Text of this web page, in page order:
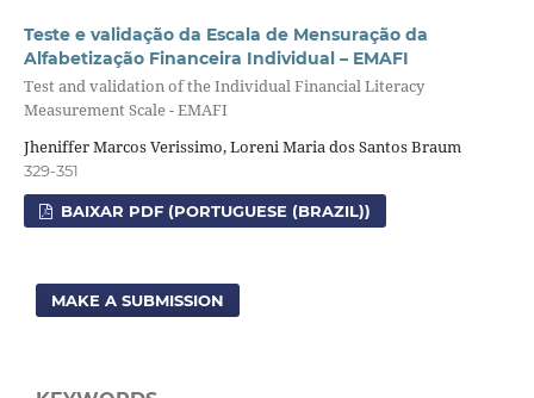
Teste e validação da Escala de Mensuração da
Alfabetização Financeira Individual – EMAFI
Test and validation of the Individual Financial Literacy
Measurement Scale - EMAFI
Jheniffer Marcos Verissimo, Loreni Maria dos Santos Braum
329-351
BAIXAR PDF (PORTUGUESE (BRAZIL))
MAKE A SUBMISSION